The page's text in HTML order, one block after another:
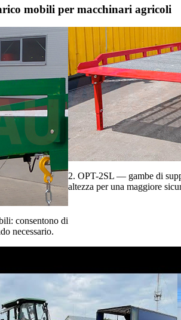
mobili per macchinari agricoli
consentono di
necessario.
2. OPT-2SL — gambe di
altezza per una maggiore